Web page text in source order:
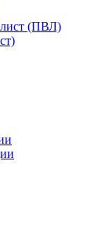
(ПВЛ)